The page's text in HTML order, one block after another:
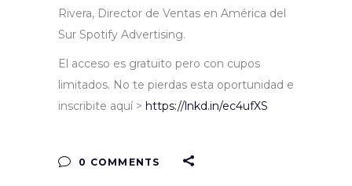
Rivera, Director de Ventas en América del
Sur Spotify Advertising.
El acceso es gratuito pero con cupos
limitados. No te pierdas esta oportunidad e
inscribite aquí > https://lnkd.in/ec4ufXS
0 COMMENTS